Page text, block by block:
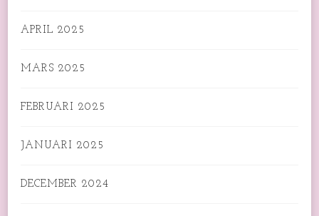
APRIL 2025
MARS 2025
FEBRUARI 2025
JANUARI 2025
DECEMBER 2024